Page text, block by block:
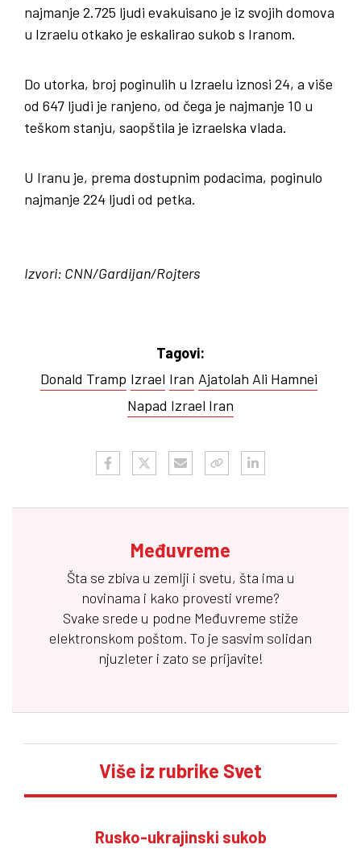
najmanje 2.725 ljudi evakuisano je iz svojih domova
u Izraelu otkako je eskalirao sukob s Iranom.
Do utorka, broj poginulih u Izraelu iznosi 24, a više
od 647 ljudi je ranjeno, od čega je najmanje 10 u
teškom stanju, saopštila je izraelska vlada.
U Iranu je, prema dostupnim podacima, poginulo
najmanje 224 ljudi od petka.
Izvori: CNN/Gardijan/Rojters
Tagovi:
Donald Tramp Izrael Iran Ajatolah Ali Hamnei
Napad Izrael Iran
Međuvreme
Šta se zbiva u zemlji i svetu, šta ima u
novinama i kako provesti vreme?
Svake srede u podne Međuvreme stiže
elektronskom poštom. To je sasvim solidan
njuzleter i zato se prijavite!
Više iz rubrike Svet
Rusko-ukrajinski sukob